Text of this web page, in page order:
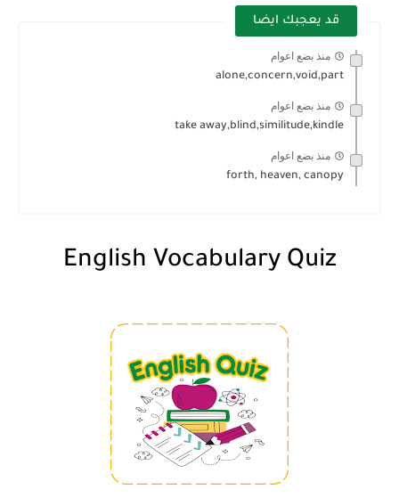
قد يعجبك ايضا
منذ بضع اعوام
alone,concern,void,part
منذ بضع اعوام
take away,blind,similitude,kindle
منذ بضع اعوام
forth, heaven, canopy
English Vocabulary Quiz